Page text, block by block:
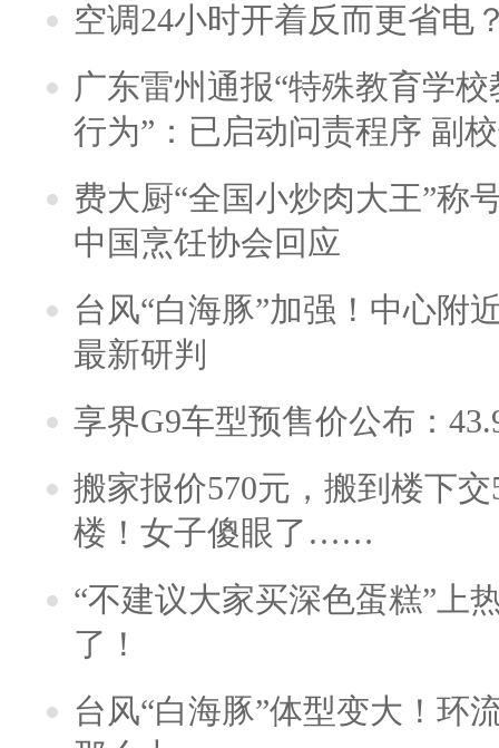
空调24小时开着反而更省电
广东雷州通报“特殊教育学
行为”：已启动问责程序 副
费大厨“全国小炒肉大王”称
中国烹饪协会回应
台风“白海豚”加强！中心附
最新研判
享界G9车型预售价公布：
搬家报价570元，搬到楼下
楼！女子傻眼了……
“不建议大家买深色蛋糕”上
了！
台风“白海豚”体型变大！环